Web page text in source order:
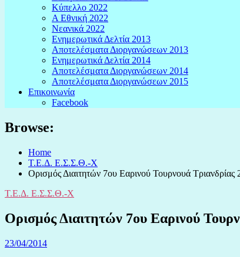
Κύπελλο 2022
Α Εθνική 2022
Νεανικά 2022
Ενημερωτικά Δελτία 2013
Αποτελέσματα Διοργανώσεων 2013
Ενημερωτικά Δελτία 2014
Αποτελέσματα Διοργανώσεων 2014
Αποτελέσματα Διοργανώσεων 2015
Επικοινωνία
Facebook
Browse:
Home
Τ.Ε.Δ. Ε.Σ.Σ.Θ.-Χ
Ορισμός Διαιτητών 7ου Εαρινού Τουρνουά Τριανδρίας
Τ.Ε.Δ. Ε.Σ.Σ.Θ.-Χ
Ορισμός Διαιτητών 7ου Εαρινού
23/04/2014